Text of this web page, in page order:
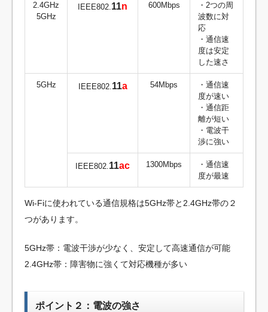
2.4GHz
5GHz
IEEE802.11n 600Mbps
・2つの周
波数に対
応
・通信速
度は安定
した速さ
5GHz IEEE802.11a 54Mbps
・通信速
度が速い
・通信距
離が短い
・電波干
渉に強い
IEEE802.11ac 1300Mbps
・通信速
度が最速
Wi-Fiに使われている通信規格は5GHz帯と2.4GHz帯の２
つがあります。
5GHz帯：電波干渉が少なく、安定して高速通信が可能
2.4GHz帯：障害物に強くて対応機種が多い
ポイント２：電波の強さ